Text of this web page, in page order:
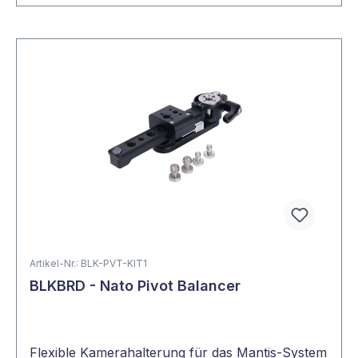
Mit modularen Auslegern (Dual- oder Quad-Tube),
einfach an bestehende Rigs adaptieren.
Kompatibilität mit führenden Rigs
Ob Easy Rig, Ready Rig oder Walter Klassen
Slingshot – die Mantis-Kits sind speziell auf diese
dynamischen Kamerafahrten oder Steadicam-
ähnlichen Setups.
Artikel-Nr.: BLK-PVT-KIT1
BLKBRD - Nato Pivot Balancer
Flexible Kamerahalterung für das Mantis-System